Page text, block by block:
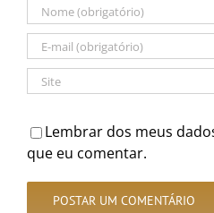
Lembrar dos meus
que eu comentar.